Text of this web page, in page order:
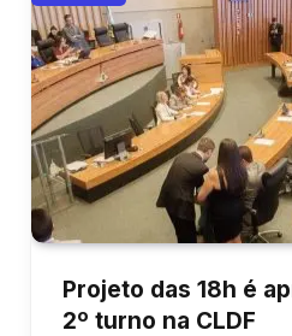
Projeto das 18h é
2º turno na CLDF